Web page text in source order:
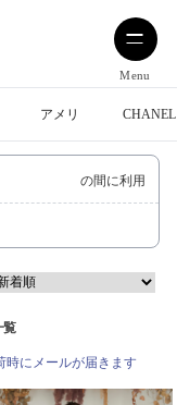
Menu
アメリ CHANEL
の間に利用
覧
時にメールが届きます